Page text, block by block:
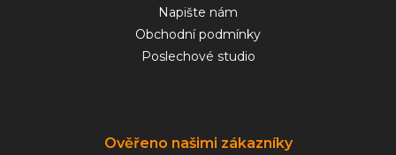
Napište nám
Obchodní podmínky
Poslechové studio
Ověřeno našimi zákazníky